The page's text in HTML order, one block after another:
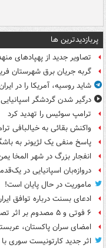
پربازدیدترین ها
تصاویر جدید از پهپادهای
گربه جریان برق شهرستان
شاید روسیه، آمریکا را در
درگیر شدن گردشگر
ترامپ سوئیس را تهدید کرد
واکنش بقائی به خیالبافی
پاسخ منفی یک لژیونر به
انفجار بزرگ در شهر المخا
دروازه‌بان اسپانیایی در
ماموریت در حال پایان است!
ادعای بسنت درباره توافق
۶ فوتی و ۵ مصدوم بر اثر تصادف زنجیره‌ای
امضای سران پاکستان،
اثر جدید کارتونیست سوری